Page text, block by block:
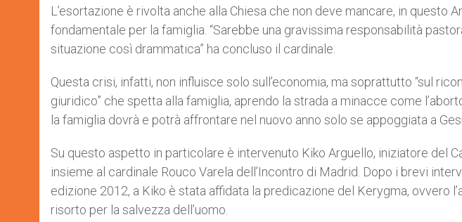
L’esortazione è rivolta anche alla Chiesa che non deve mancare, in questo
fondamentale per la famiglia. “Sarebbe una gravissima responsabilità
situazione così drammatica” ha concluso il cardinale.
Questa crisi, infatti, non influisce solo sull’economia, ma soprattutto “sul
giuridico” che spetta alla famiglia, aprendo la strada a minacce come
la famiglia dovrà e potrà affrontare nel nuovo anno solo se appoggiata a
Su questo aspetto in particolare è intervenuto Kiko Arguello, iniziatore del
insieme al cardinale Rouco Varela dell’Incontro di Madrid. Dopo i brevi
edizione 2012, a Kiko è stata affidata la predicazione del Kerygma, ovvero
risorto per la salvezza dell’uomo.